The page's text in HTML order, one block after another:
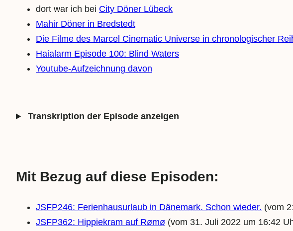
dort war ich bei City Döner Lübeck
Mahir Döner in Bredstedt
Die Filme des Marcel Cinematic Universe in chronologischer
Haialarm Episode 100: Blind Waters
Youtube-Aufzeichnung davon
Transkription der Episode anzeigen
Mit Bezug auf diese Episoden:
JSFP246: Ferienhausurlaub in Dänemark. Schon wieder. (vom
JSFP362: Hippiekram auf Rømø (vom 31. Juli 2022 um 16:42